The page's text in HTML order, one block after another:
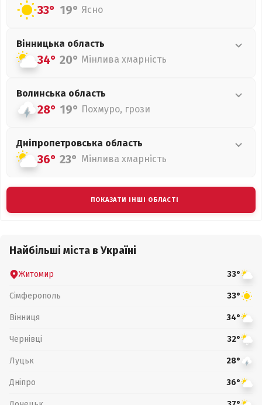
33° 19° Ясно
Вінницька область
34° 20° Мінлива хмарність
Волинська область
28° 19° Похмуро, грози
Дніпропетровська область
36° 23° Мінлива хмарність
ПОКАЗАТИ ІНШІ ОБЛАСТІ
Найбільші міста в Україні
Житомир 33°
Сімферополь 33°
Вінниця 34°
Чернівці 32°
Луцьк 28°
Дніпро 36°